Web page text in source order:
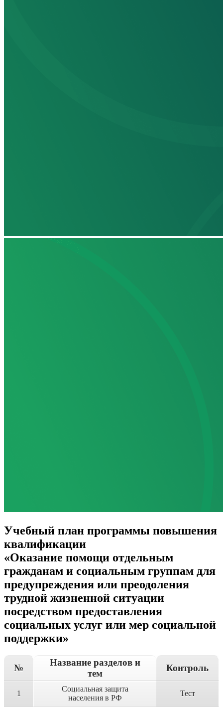
Учебный план программы повышения
квалификации
«Оказание помощи отдельным
гражданам и социальным группам для
предупреждения или преодоления
трудной жизненной ситуации
посредством предоставления
социальных услуг или мер социальной
поддержки»
№
Название разделов и
тем
Контроль
1
Социальная защита
населения в РФ
Тест